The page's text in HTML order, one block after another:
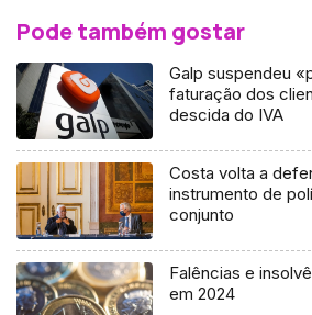
Pode também gostar
Galp suspendeu
faturação dos
descida do IVA
Costa volta a
instrumento de
conjunto
Falências e
em 2024